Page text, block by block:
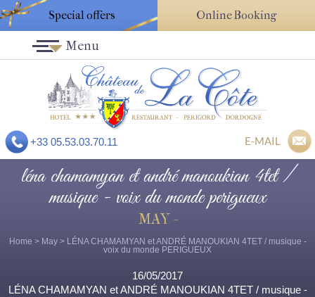
Special offers Online Booking
+33 05.53.03.70.11 E-MAIL
Menu
léna chamamyan et andré manoukian 4tet /
musique - voix du monde perigueux
MAY -
Home > May> LÉNA CHAMAMYAN et ANDRÉ MANOUKIAN 4TET / musique -
voix du monde PERIGUEUX
16/05/2017
LÉNA CHAMAMYAN et ANDRÉ MANOUKIAN 4TET / musique -